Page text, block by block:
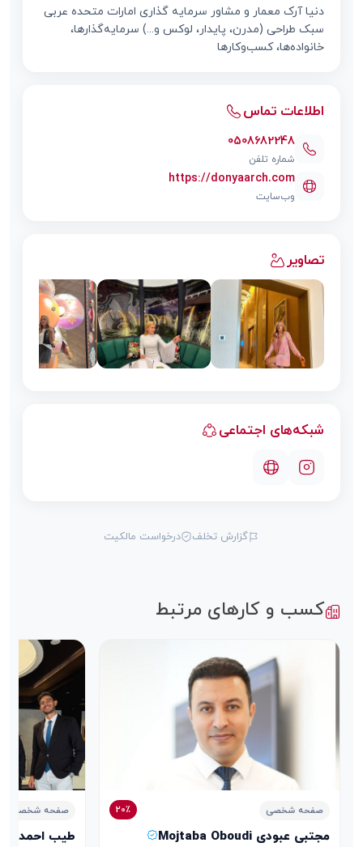
دنيا آرک معمار و مشاور سرمايه گذارى امارات متحده عربى
سبک طراحی‌ (مدرن، پایدار، لوکس و...) سرمایه‌گذارها،
خانواده‌ها، کسب‌وکارها
اطلاعات تماس
0508682248
شماره تلفن
https://donyaarch.com
وب‌سایت
تصاویر
شبکه‌های اجتماعی
گزارش تخلف درخواست مالکیت
کسب و کارهای مرتبط
صفحه شخصی 20٪
مجتبی عبودی Mojtaba Oboudi
صفحه شخصی
طیب احمدی Tayeb Ahmadi